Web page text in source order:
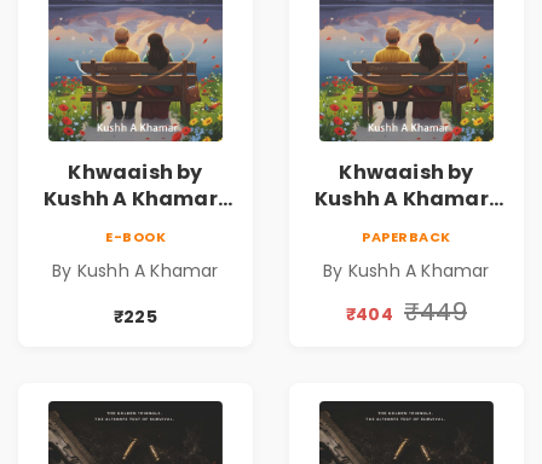
Khwaaish by
Kushh A Khamar |
Fiction
E-BOOK
By Kushh A Khamar
₹225
Khwaaish by
Kushh A Khamar |
Fiction |
Valentine's Day
PAPERBACK
By Kushh A Khamar
₹404 ₹449